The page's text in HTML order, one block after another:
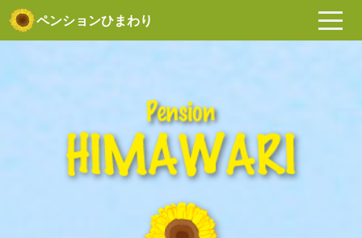
ペンションひまわり